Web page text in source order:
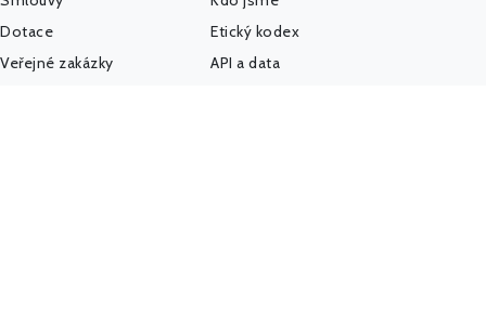
Dotace
Veřejné zakázky
Etický kodex
API a data